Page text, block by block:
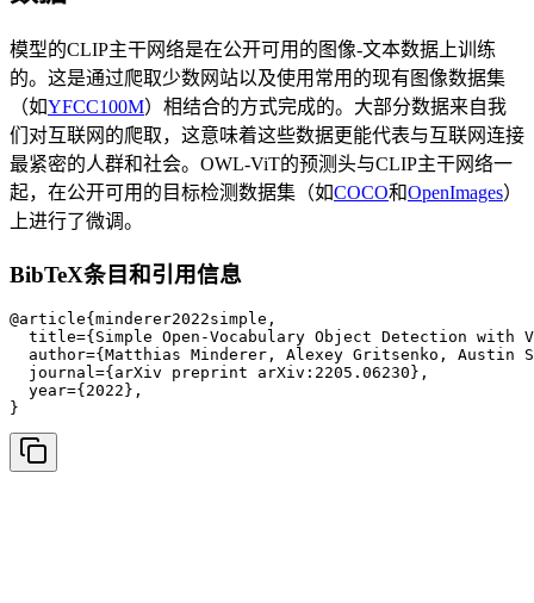
模型的CLIP主干网络是在公开可用的图像-文本数据上训练
的。这是通过爬取少数网站以及使用常用的现有图像数据集
（如YFCC100M）相结合的方式完成的。大部分数据来自我
们对互联网的爬取，这意味着这些数据更能代表与互联网连接
最紧密的人群和社会。OWL-ViT的预测头与CLIP主干网络一
起，在公开可用的目标检测数据集（如COCO和OpenImages）
上进行了微调。
BibTeX条目和引用信息
@article{minderer2022simple,
title={Simple Open-Vocabulary Object Detection with
author={Matthias Minderer, Alexey Gritsenko, Austin
  journal={arXiv preprint arXiv:2205.06230},
  year={2022},
}